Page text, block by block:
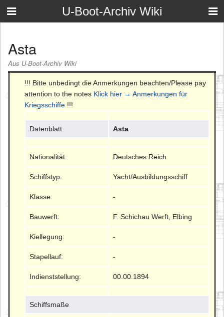
U-Boot-Archiv Wiki
Asta
Aus U-Boot-Archiv Wiki
!!! Bitte unbedingt die Anmerkungen beachten/Please pay
attention to the notes Klick hier → Anmerkungen für
Kriegsschiffe !!!
Datenblatt: Asta
Nationalität: Deutsches Reich
Schiffstyp: Yacht/Ausbildungsschiff
Klasse: -
Bauwerft: F. Schichau Werft, Elbing
Kiellegung: -
Stapellauf: -
Indienststellung: 00.00.1894
Schiffsmaße